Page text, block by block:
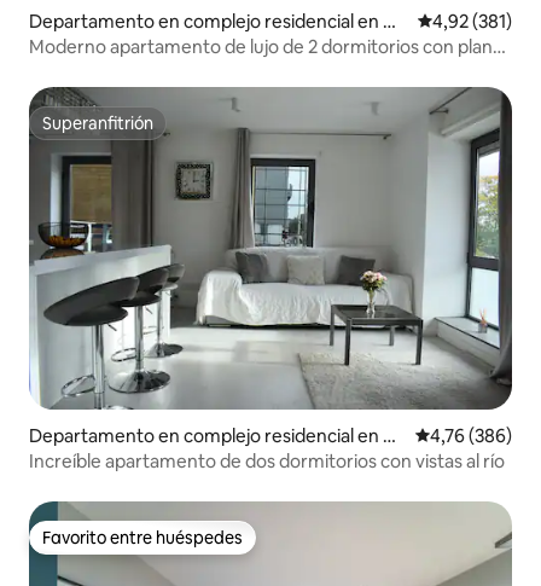
Departamento en complejo residencial en Gl
asgow
Calificación
4,92 (381)
Moderno apartamento de lujo de 2 dormitorios con plano
Superanfitrión
Superanfitrión
Departamento en complejo residencial en Gl
asgow
Calificación
4,76 (386)
Increíble apartamento de dos dormitorios con vistas al río
Favorito entre huéspedes
Favorito entre huéspedes